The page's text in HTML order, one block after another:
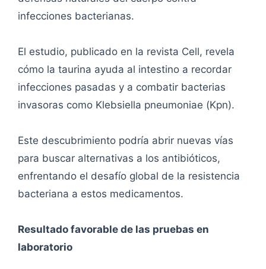
infecciones bacterianas.
El estudio, publicado en la revista Cell, revela
cómo la taurina ayuda al intestino a recordar
infecciones pasadas y a combatir bacterias
invasoras como Klebsiella pneumoniae (Kpn).
Este descubrimiento podría abrir nuevas vías
para buscar alternativas a los antibióticos,
enfrentando el desafío global de la resistencia
bacteriana a estos medicamentos.
Resultado favorable de las pruebas en
laboratorio